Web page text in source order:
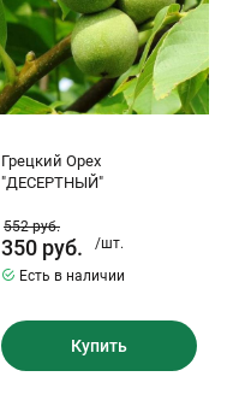
Грецкий Орех
"ДЕСЕРТНЫЙ"
552руб.
350 руб.
/шт.
Есть в наличии
Купить